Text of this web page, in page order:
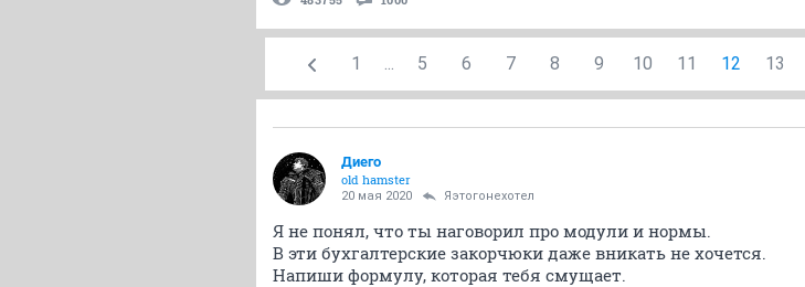
1 ... 5 6 7 8 9 10 11 12 13
Диего
old hamster
20 мая 2020 Яэтогонехотел
Я не понял, что ты наговорил про модули и нормы.
В эти бухгалтерские закорчюки даже вникать не хочется.
Напиши формулу, которая тебя смущает.